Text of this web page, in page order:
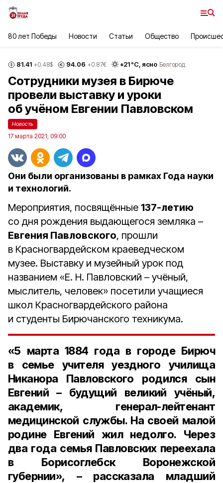
80 лет Победы Новости Статьи Общество
81.41 +0.48$ 94.06 +0.87€ +21°С, ясно Белгород
Сотрудники музея в Бирюче
провели выставку и уроки
об учёном Евгении Павловском
Новость
17 марта 2021, 09:00
Они были организованы в рамках Года науки
и технологий.
Мероприятия, посвящённые 137-летию
со дня рождения выдающегося земляка –
Евгения Павловского, прошли
в Красногвардейском краеведческом
музее. Выставку и музейный урок под
названием «Е. Н. Павловский – учёный,
мыслитель, человек» посетили учащиеся
школ Красногвардейского района
и студенты Бирючанского техникума.
«5 марта 1884 года в городе Бирюч
в семье учителя уездного училища
Никанора Павловского родился сын
Евгений – будущий великий учёный,
академик, генерал-лейтенант
медицинской службы. На своей малой
родине Евгений жил недолго. Через
два года семья Павловских переехала
в Борисоглебск Воронежской
губернии», – рассказала младший